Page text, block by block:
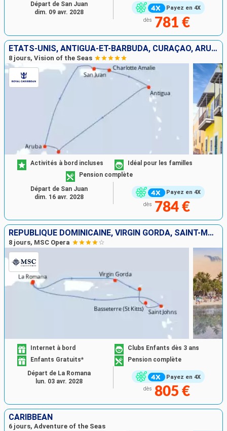
Payez en 4X
dès 781 €
Départ de San Juan
dim. 09 avr. 2028
ÉTATS-UNIS, ANTIGUA-ET-BARBUDA, CURAÇAO, ARUBA, PORTO RICO
8 jours, Vision of the Seas
Payez en 4X
Activités à bord incluses
Idéal pour les familles
Pension complète
dès 784 €
Départ de San Juan
dim. 16 avr. 2028
RÉPUBLIQUE DOMINICAINE, VIRGIN GORDA, SAINT-MARTIN, SAINT-CHRISTOPHE-ET-NIÉVÈS, ANTIGUA-ET-BARBUDA
8 jours, MSC Opera
Payez en 4X
Internet à bord
Clubs Enfants dès 3 ans
Enfants Gratuits*
Pension complète
dès 805 €
Départ de La Romana
lun. 03 avr. 2028
CARIBBEAN
6 jours, Adventure of the Seas